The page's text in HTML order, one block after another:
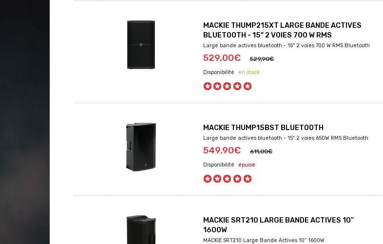
MACKIE THUMP215XT LARGE BANDE ACTIVES
BLUETOOTH - 15" 2 VOIES 700 W RMS
Large bande actives bluetooth - 15" 2 voies 700 W RMS Bluetooth
529,00€ 529,90€
en stock
MACKIE THUMP15BST BLUETOOTH
Large bande actives bluetooth - 15" 2 voies 650W RMS Bluetooth
549,90€ 611,00€
épuisé
MACKIE SRT210 LARGE BANDE ACTIVES 10”
1600W
MACKIE SRT210 Large Bande Actives 10” 1600W